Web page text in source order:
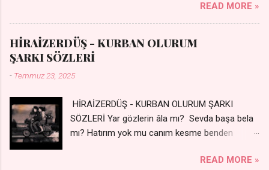
Silinmis yarıda. Hasretin yel gibi Eser yar içimden Bir kıza sevdalı
Yaralı adamım. Sensizlik bir hançer Geceler susmuyor Yaralı
kalbimde Bir sızı durmuyor Tu yi bihare min Ez ji payizim Li
dile şevên min Teng e nefes im Adını sayıklar Uykusuz
geceler Sensiz her sabahım Sessiz ve kederli
READ MORE »
HİRAİZERDÜŞ - KURBAN OLURUM
ŞARKI SÖZLERİ
- Temmuz 23, 2025
HİRAİZERDÜŞ - KURBAN OLURUM ŞARKI
SÖZLERİ Yar gözlerin âla mı? Sevda başa bela
mı? Hatırım yok mu canım kesme benden
dünyayı durdururum Ben sana yoldaş olurum
READ MORE »